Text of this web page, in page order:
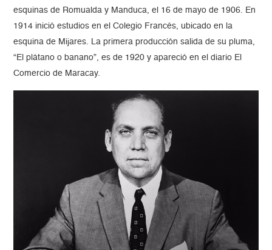
esquinas de Romualda y Manduca, el 16 de mayo de 1906. En
1914 inició estudios en el Colegio Francés, ubicado en la
esquina de Mijares. La primera producción salida de su pluma,
“El plátano o banano”, es de 1920 y apareció en el diario El
Comercio de Maracay.